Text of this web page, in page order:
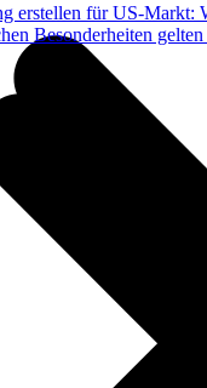
erstellen für US-Markt:
Besonderheiten